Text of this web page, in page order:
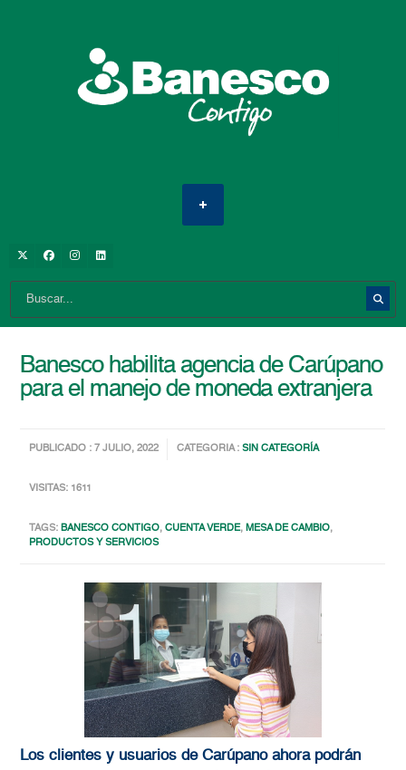
Banesco habilita agencia de Carúpano
para el manejo de moneda extranjera
PUBLICADO : 7 JULIO, 2022 CATEGORIA :SIN CATEGORÍA
VISITAS: 1611
TAGS:BANESCO CONTIGO,CUENTA VERDE,MESA DE CAMBIO,
PRODUCTOS Y SERVICIOS
Los clientes y usuarios de Carúpano ahora podrán